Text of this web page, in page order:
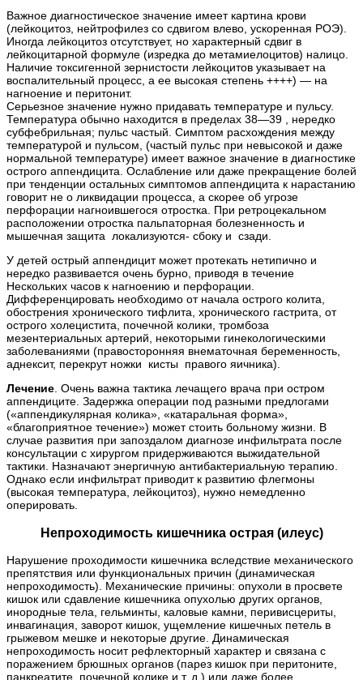
Важное диагностическое значение имеет картина крови
(лейкоцитоз, нейтрофилез со сдвигом влево, ускоренная РОЭ).
Иногда лейкоцитоз отсутствует, но характерный сдвиг в
лейкоцитарной формуле (изредка до метамиелоцитов) налицо.
Наличие токсигенной зернистости лейкоцитов указывает на
воспалительный процесс, а ее высокая степень ++++) — на
нагноение и перитонит.
Серьезное значение нужно придавать температуре и пульсу.
Температура обычно находится в пределах 38—39 , нередко
субфебрильная; пульс частый. Симптом расхождения между
температурой и пульсом, (частый пульс при невысокой и даже
нормальной температуре) имеет важное значение в диагностике
острого аппендицита. Ослабление или даже прекращение болей
при тенденции остальных симптомов аппендицита к нарастанию
говорит не о ликвидации процесса, а скорее об угрозе
перфорации нагноившегося отростка. При ретроцекальном
расположении отростка пальпаторная болезненность и
мышечная защита локализуются- сбоку и сзади.
У детей острый аппендицит может протекать нетипично и
нередко развивается очень бурно, приводя в течение
Нескольких часов к нагноению и перфорации.
Дифференцировать необходимо от начала острого колита,
обострения хронического тифлита, хронического гастрита, от
острого холецистита, почечной колики, тромбоза
мезентериальных артерий, некоторыми гинекологическими
заболеваниями (правосторонняя внематочная беременность,
аднексит, перекрут ножки кисты правого яичника).
Лечение. Очень важна тактика лечащего врача при остром
аппендиците. Задержка операции под разными предлогами
(«аппендикулярная колика», «катаральная форма»,
«благоприятное течение») может стоить больному жизни. В
случае развития при запоздалом диагнозе инфильтрата после
консультации с хирургом придерживаются выжидательной
тактики. Назначают энергичную антибактериальную терапию.
Однако если инфильтрат приводит к развитию флегмоны
(высокая температура, лейкоцитоз), нужно немедленно
оперировать.
Непроходимость кишечника острая (илеус)
Нарушение проходимости кишечника вследствие механического
препятствия или функциональных причин (динамическая
непроходимость). Механические причины: опухоли в просвете
кишок или сдавление кишечника опухолью других органов,
инородные тела, гельминты, каловые камни, перивисцериты,
инвагинация, заворот кишок, ущемление кишечных петель в
грыжевом мешке и некоторые другие. Динамическая
непроходимость носит рефлекторный характер и связана с
поражением брюшных органов (парез кишок при перитоните,
панкреатите, почечной колике и т. д.) или даже более